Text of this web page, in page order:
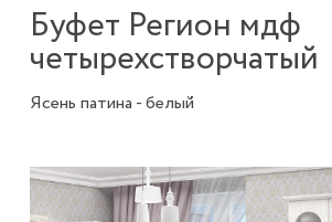
Буфет Регион мдф
четырехстворчатый
Ясень патина - белый